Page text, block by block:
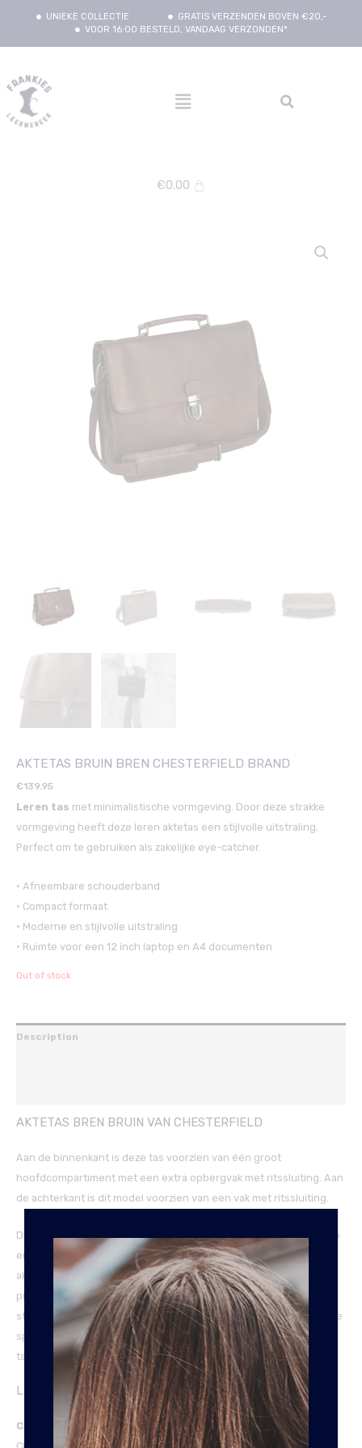
UNIEKE COLLECTIE
GRATIS VERZENDEN BOVEN €20,-
VOOR 16:00 BESTELD, VANDAAG VERZONDEN*
€0.00
AKTETAS BRUIN BREN CHESTERFIELD BRAND
€139.95
Leren tas met minimalistische vormgeving. Door deze strakke
vormgeving heeft deze leren aktetas een stijlvolle uitstraling.
Perfect om te gebruiken als zakelijke eye-catcher.
• Afneembare schouderband
• Compact formaat
• Moderne en stijlvolle uitstraling
• Ruimte voor een 12 inch laptop en A4 documenten
Out of stock
Description
AKTETAS BREN BRUIN VAN CHESTERFIELD
Aan de binnenkant is deze tas voorzien van één groot
hoofdcompartiment met een extra opbergvak met ritssluiting. Aan
de achterkant is dit model voorzien van een vak met ritssluiting.
Deze aktetas biedt ruimte aan A4 documenten, een 12 inch laptop
en 10 inch tablet. Kortom, de perfecte tas voor zakelijk gebruik. De
aktetas Bren is gemaakt van hoogwaardig Wax Pull-up leer. Wax
pull-up leer wordt gekenmerkt door een zachte en soepelere
structuur. Eventuele gebruikssporen wrijf je makkelijk weg door de
speciale wax behandeling die de tas heeft ondergaan. Zo blijft je
tas jarenlang als nieuw.
LEERSOORT
Cow Wax Pull-Up:Dit is de meest gebruikte leersoort van The